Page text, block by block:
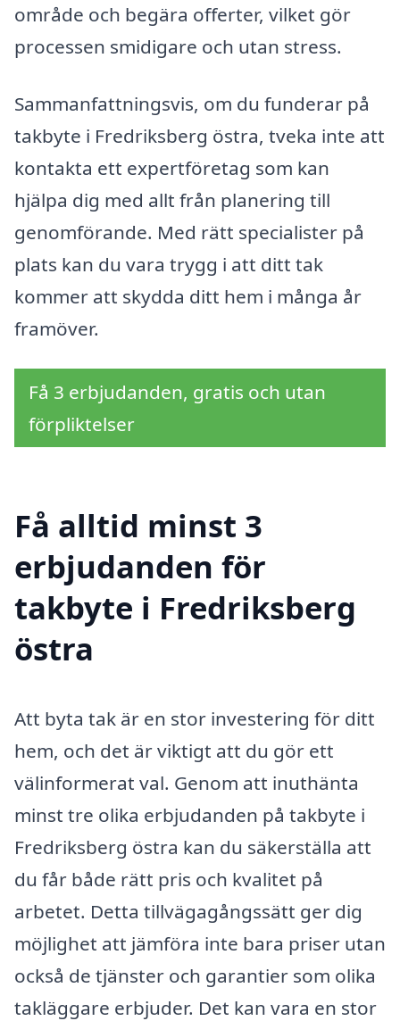
område och begära offerter, vilket gör
processen smidigare och utan stress.
Sammanfattningsvis, om du funderar på
takbyte i Fredriksberg östra, tveka inte att
kontakta ett expertföretag som kan
hjälpa dig med allt från planering till
genomförande. Med rätt specialister på
plats kan du vara trygg i att ditt tak
kommer att skydda ditt hem i många år
framöver.
Få 3 erbjudanden, gratis och utan
förpliktelser
Få alltid minst 3
erbjudanden för
takbyte i Fredriksberg
östra
Att byta tak är en stor investering för ditt
hem, och det är viktigt att du gör ett
välinformerat val. Genom att inuthänta
minst tre olika erbjudanden på takbyte i
Fredriksberg östra kan du säkerställa att
du får både rätt pris och kvalitet på
arbetet. Detta tillvägagångssätt ger dig
möjlighet att jämföra inte bara priser utan
också de tjänster och garantier som olika
takläggare erbjuder. Det kan vara en stor